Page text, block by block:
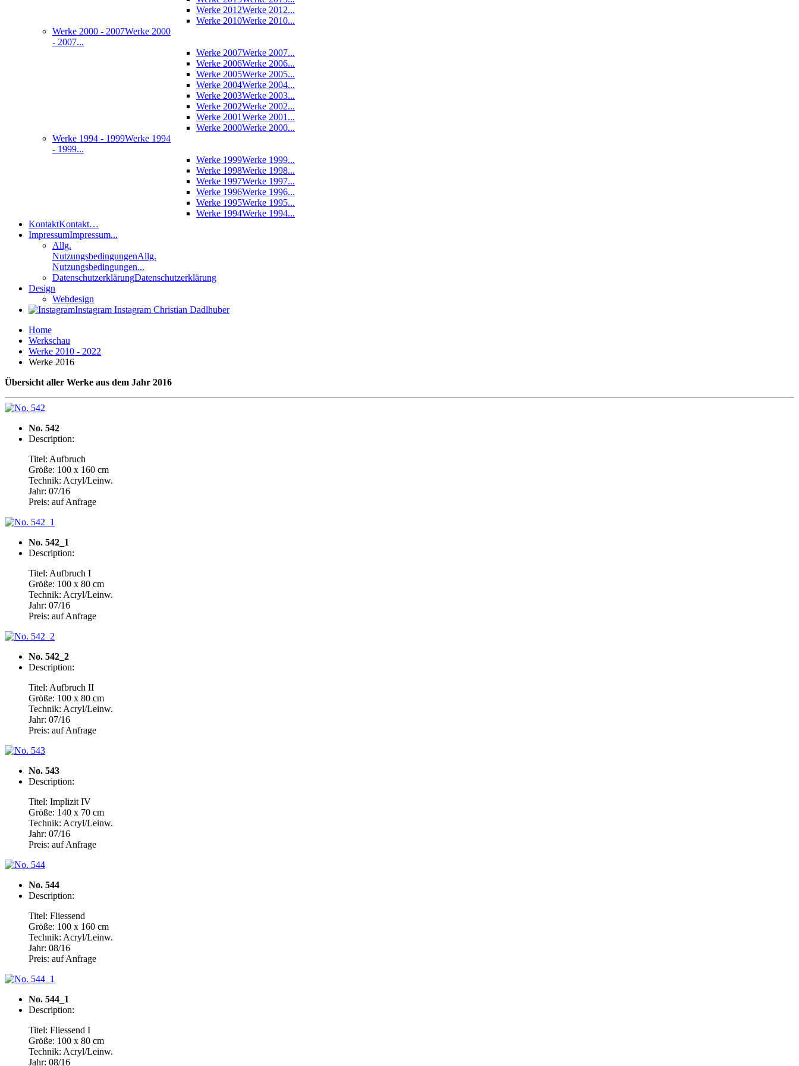
Werke 2012Werke 2012...
Werke 2010Werke 2010...
Werke 2000 - 2007Werke 2000
- 2007...
Werke 2007Werke 2007...
Werke 2006Werke 2006...
Werke 2005Werke 2005...
Werke 2004Werke 2004...
Werke 2003Werke 2003...
Werke 2002Werke 2002...
Werke 2001Werke 2001...
Werke 2000Werke 2000...
Werke 1994 - 1999Werke 1994
- 1999...
Werke 1999Werke 1999...
Werke 1998Werke 1998...
Werke 1997Werke 1997...
Werke 1996Werke 1996...
Werke 1995Werke 1995...
Werke 1994Werke 1994...
KontaktKontakt…
ImpressumImpressum...
Allg.
NutzungsbedingungenAllg.
Nutzungsbedingungen...
DatenschutzerklärungDatenschutzerklärung
Design
Webdesign
Instagram Instagram Christian Dadlhuber
Home
Werkschau
Werke 2010 - 2022
Werke 2016
Übersicht aller Werke aus dem Jahr 2016
No. 542
Description:
Titel: Aufbruch
Größe: 100 x 160 cm
Technik: Acryl/Leinw.
Jahr: 07/16
Preis: auf Anfrage
No. 542_1
Description:
Titel: Aufbruch I
Größe: 100 x 80 cm
Technik: Acryl/Leinw.
Jahr: 07/16
Preis: auf Anfrage
No. 542_2
Description:
Titel: Aufbruch II
Größe: 100 x 80 cm
Technik: Acryl/Leinw.
Jahr: 07/16
Preis: auf Anfrage
No. 543
Description:
Titel: Implizit IV
Größe: 140 x 70 cm
Technik: Acryl/Leinw.
Jahr: 07/16
Preis: auf Anfrage
No. 544
Description:
Titel: Fliessend
Größe: 100 x 160 cm
Technik: Acryl/Leinw.
Jahr: 08/16
Preis: auf Anfrage
No. 544_1
Description:
Titel: Fliessend I
Größe: 100 x 80 cm
Technik: Acryl/Leinw.
Jahr: 08/16